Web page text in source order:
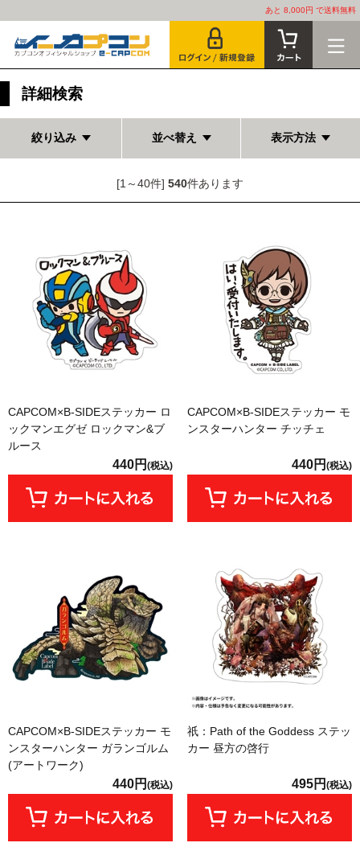
あと 8,000円 で送料無料
詳細検索
絞り込み 並べ替え 表示方法
[1～40件] 540件あります
CAPCOM×B-SIDEステッカー ロ
ックマンエグゼ ロックマン&ブ
ルース
440円 (税込)
CAPCOM×B-SIDEステッカー モ
ンスターハンター チッチェ
440円 (税込)
CAPCOM×B-SIDEステッカー モ
ンスターハンター ガランゴルム
(アートワーク)
440円 (税込)
祇：Path of the Goddess ステッ
カー 昼方の啓行
495円 (税込)